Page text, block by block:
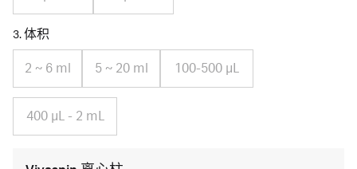
3. 体积
2 ~ 6 ml 5 ~ 20 ml 100-500 μL
400 μL - 2 mL